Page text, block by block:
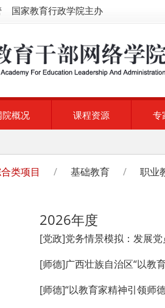
国家教育行政学院主办
院概况 课程资源 专
类项目 / 基础教育 / 职业
2026年度
[党政]党务情景模拟：发展
[师德]广西壮族自治区“以教
[师德]​“以教育家精神引领师